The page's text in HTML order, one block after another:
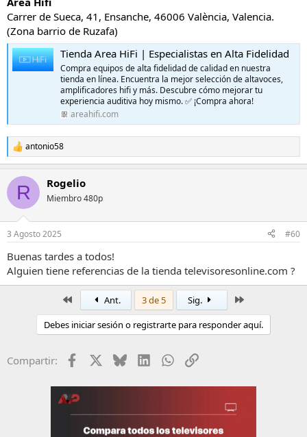
Carrer de Sueca, 41, Ensanche, 46006 València, Valencia.
(Zona barrio de Ruzafa)
Tienda Area HiFi | Especialistas en Alta Fidelidad
Compra equipos de alta fidelidad de calidad en nuestra
tienda en línea. Encuentra la mejor selección de altavoces,
amplificadores hifi y más. Descubre cómo mejorar tu
experiencia auditiva hoy mismo. ✅ ¡Compra ahora!
areahifi.com
R
e
c
i
e
:
antonio58
R Rogelio
Miembro 480p
3 Agosto 2025 #60
Buenas tardes a todos!
Alguien tiene referencias de la tienda televisoresonline.com ?
PrimeroAnt. 3 de 5 Sig.
Debes iniciar sesión o registrarte para responder aquí.
Compartir: Facebook BlueskyLinkedInWhatsApp
Enlace